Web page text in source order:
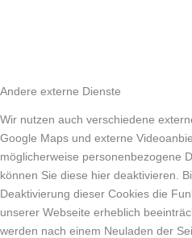
Andere externe Dienste
Wir nutzen auch verschiedene
Google Maps und externe
möglicherweise personenbezogene
können Sie diese hier deaktivieren.
Deaktivierung dieser Cookies die
unserer Webseite erheblich
werden nach einem Neuladen der